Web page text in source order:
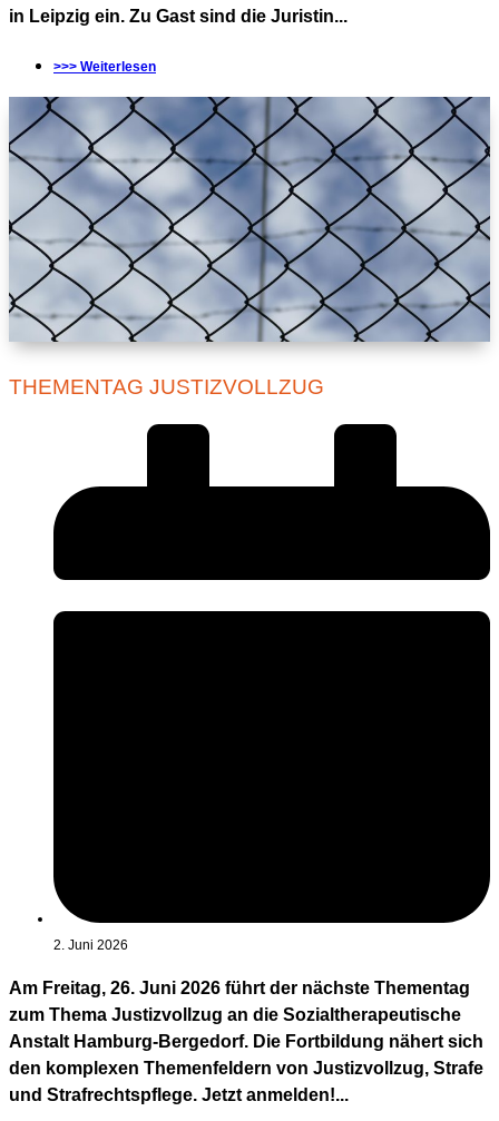
in Leipzig ein. Zu Gast sind die Juristin...
>>> Weiterlesen
THEMENTAG JUSTIZVOLLZUG
2. Juni 2026
Am Freitag, 26. Juni 2026 führt der nächste Thementag
zum Thema Justizvollzug an die Sozialtherapeutische
Anstalt Hamburg-Bergedorf. Die Fortbildung nähert sich
den komplexen Themenfeldern von Justizvollzug, Strafe
und Strafrechtspflege. Jetzt anmelden!...